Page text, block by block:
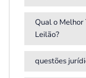
Qual o
Leilão?
questões